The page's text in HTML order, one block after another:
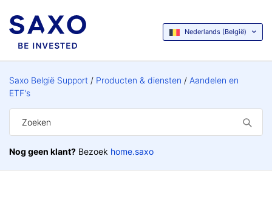
Nederlands (België)
Saxo België Support Producten & diensten
Aandelen en
ETF's
Nog geen klant? Bezoek home.saxo